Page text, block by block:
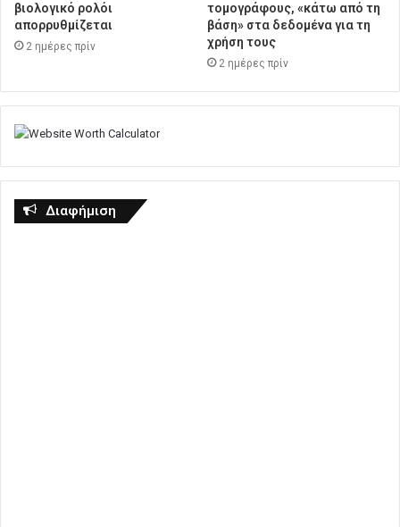
βιολογικό ρολόι
απορρυθμίζεται
2 ημέρες πρίν
τομογράφους, «κάτω από τη
βάση» στα δεδομένα για τη
χρήση τους
2 ημέρες πρίν
Διαφήμιση